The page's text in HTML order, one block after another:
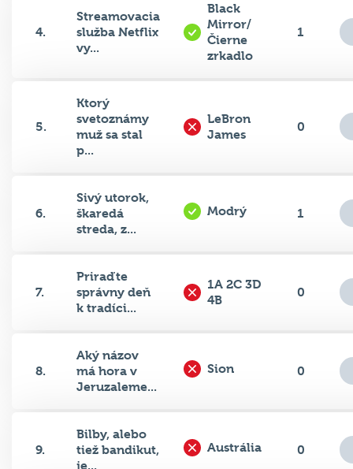
4.
Streamovacia
služba Netflix
vy...
Black
Mirror/
Čierne
zrkadlo
1
5.
Ktorý
svetoznámy
muž sa stal
p...
LeBron
James
0
6.
Sivý utorok,
škaredá
streda, z...
Modrý 1
7.
Priraďte
správny deň
k tradíci...
1A 2C 3D
4B
0
8.
Aký názov
má hora v
Jeruzaleme...
Sion 0
9.
Bilby, alebo
tiež bandikut,
je...
Austrália 0